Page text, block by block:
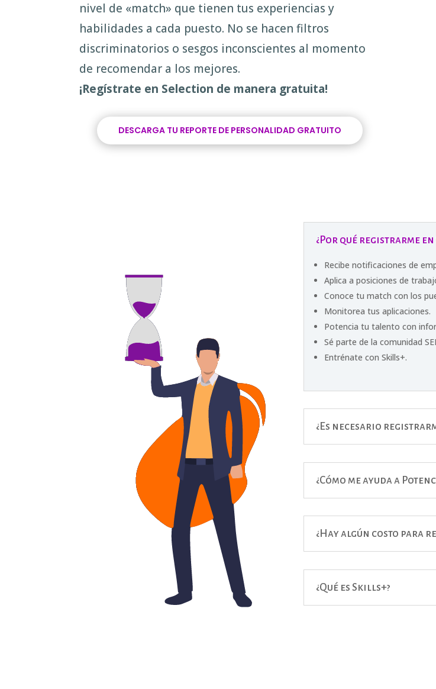
nivel de «match» que tienen tus experiencias y
habilidades a cada puesto. No se hacen filtros
discriminatorios o sesgos inconscientes al momento
de recomendar a los mejores.
¡Regístrate en Selection de manera gratuita!
DESCARGA TU REPORTE DE PERSONALIDAD GRATUITO
¿Por qué registrarme en
Recibe notificaciones de
Aplica a posiciones de
Conoce tu match con los
Monitorea tus aplicaciones.
Potencia tu talento con
Sé parte de la comunidad
Entrénate con Skills+.
¿Es necesario
¿Cómo me ayuda a
¿Hay algún costo para
¿Qué es Skills+?